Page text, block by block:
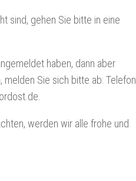
sind, gehen Sie bitte in eine
haben, dann aber
Sie sich bitte ab: Telefon
werden wir alle frohe und